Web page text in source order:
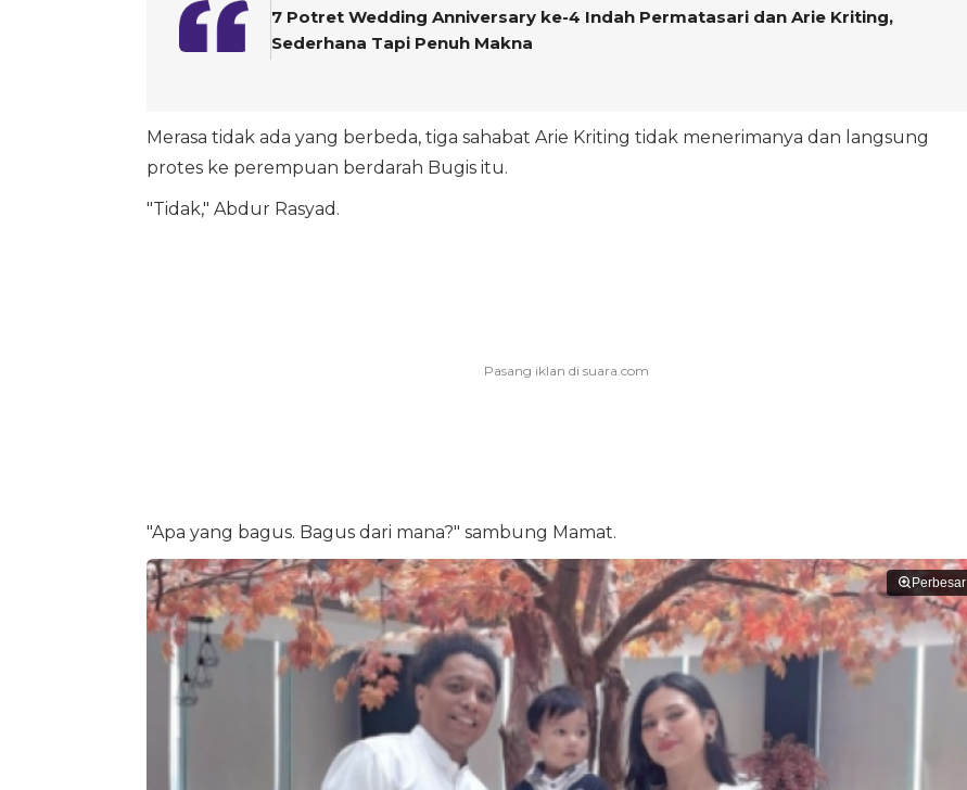
7 Potret Wedding Anniversary ke-4 Indah Permatasari dan Arie Kriting,
Sederhana Tapi Penuh Makna
Merasa tidak ada yang berbeda, tiga sahabat Arie Kriting tidak menerimanya dan langsung
protes ke perempuan berdarah Bugis itu.
"Tidak," Abdur Rasyad.
"Apa yang bagus. Bagus dari mana?" sambung Mamat.
Perbesar